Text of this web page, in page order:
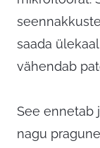
saada
vähendab
See ennetab
nagu